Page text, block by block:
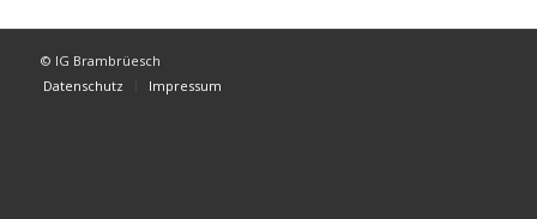
© IG Brambrüesch
Datenschutz
Impressum